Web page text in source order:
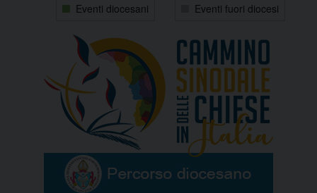
Eventi diocesani Eventi fuori diocesi